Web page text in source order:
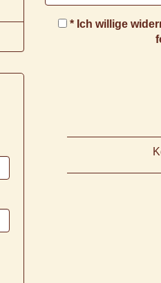
* Ich willige